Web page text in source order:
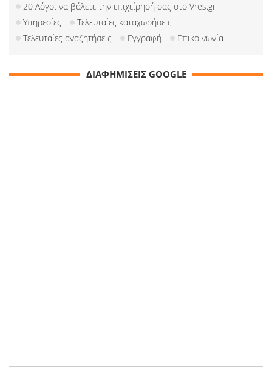
20 Λόγοι να βάλετε την επιχείρησή σας στο Vres.gr
Υπηρεσίες
Τελευταίες καταχωρήσεις
Τελευταίες αναζητήσεις
Εγγραφή Επικοινωνία
ΔΙΑΦΗΜΙΣΕΙΣ GOOGLE